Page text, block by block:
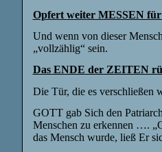
Opfert weiter MESSEN
Und wenn von dieser
„vollzählig“ sein.
Das ENDE der ZEITEN
Die Tür, die es verschließen
GOTT gab Sich den
Menschen zu erkennen ….
das Mensch wurde, ließ Er